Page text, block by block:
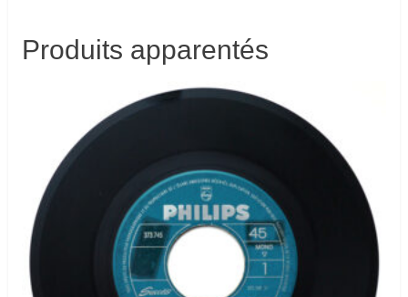
Produits apparentés